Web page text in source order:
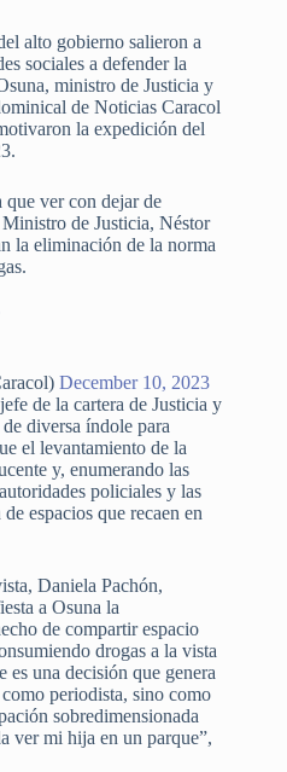
alto gobierno salieron a
sociales a defender la
ministro de Justicia y
de Noticias Caracol
la expedición del
que ver con dejar de
de Justicia, Néstor
la eliminación de la norma
December 10, 2023
de la cartera de Justicia y
diversa índole para
el levantamiento de la
y, enumerando las
policiales y las
espacios que recaen en
Daniela Pachón,
a Osuna la
de compartir espacio
drogas a la vista
una decisión que genera
periodista, sino como
sobredimensionada
ver mi hija en un parque”,